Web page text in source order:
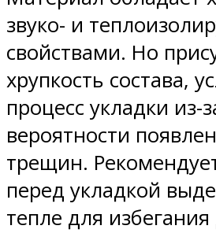
звуко- и
свойствами. Но
хрупкость состава,
процесс укладки из-
вероятности
трещин.
перед укладкой
тепле для